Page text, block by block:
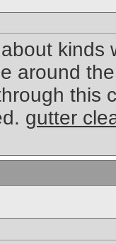
around
this
gutter